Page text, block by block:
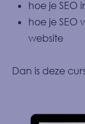
hoe je SEO
hoe je
website
Dan is deze